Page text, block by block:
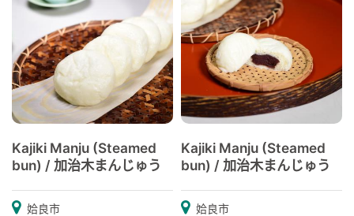
Kajiki Manju (Steamed
bun) / 加治木まんじゅう
姶良市
Kajiki Manju (Steamed
bun) / 加治木まんじゅう
姶良市